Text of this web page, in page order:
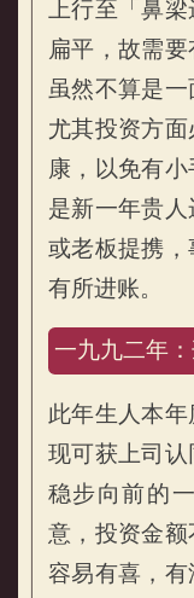
上行至「鼻
扁平，故需
虽然不算是
尤其投资方
康，以免有
是新一年贵
或老板提携
有所进账。
一九九二年
此年生人本
现可获上司
稳步向前的
意，投资金额
容易有喜，